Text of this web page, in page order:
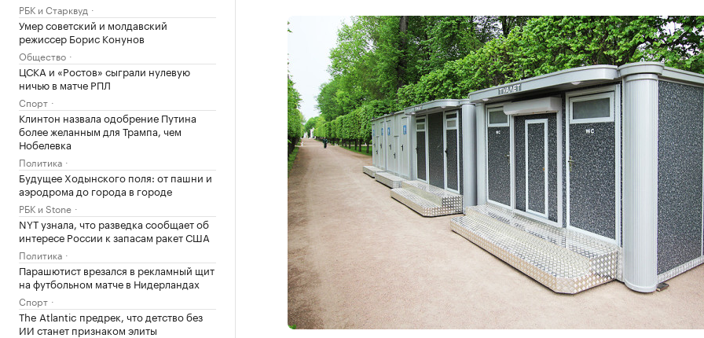
РБК и Старквуд
Умер советский и молдавский
режиссер Борис Конунов
Общество
ЦСКА и «Ростов» сыграли нулевую
ничью в матче РПЛ
Спорт
Клинтон назвала одобрение Путина
более желанным для Трампа, чем
Нобелевка
Политика
Будущее Ходынского поля: от пашни и
аэродрома до города в городе
РБК и Stone
NYT узнала, что разведка сообщает об
интересе России к запасам ракет США
Политика
Парашютист врезался в рекламный щит
на футбольном матче в Нидерландах
Спорт
The Atlantic предрек, что детство без
ИИ станет признаком элиты